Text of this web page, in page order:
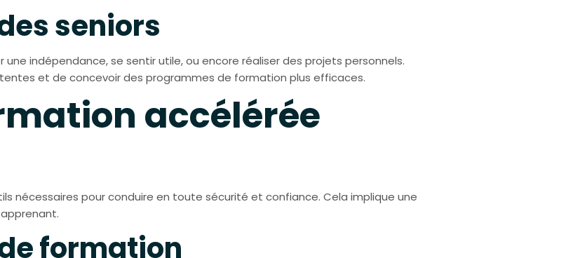
seniors
indépendance, se sentir utile, ou encore réaliser des projets personnels.
et de concevoir des programmes de formation plus efficaces.
accélérée
nécessaires pour conduire en toute sécurité et confiance. Cela implique une
formation